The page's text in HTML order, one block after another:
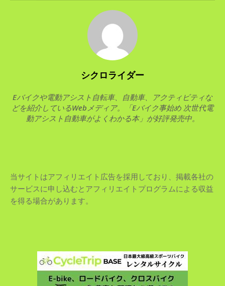
シクロライダー
Eバイクや電動アシスト自転車、自動車、アクティビティな
どを紹介しているWebメディア。「Eバイク事始め 次世代電
動アシスト自動車がよくわかる本」が好評発売中。
当サイトはアフィリエイト広告を採用しており、掲載各社の
サービスに申し込むとアフィリエイトプログラムによる収益
を得る場合があります。